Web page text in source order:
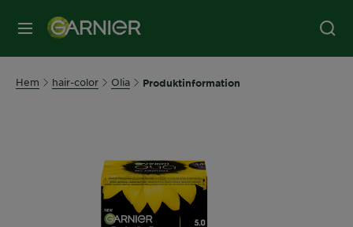
MENY
Hem hair-color Olia Produktinformation